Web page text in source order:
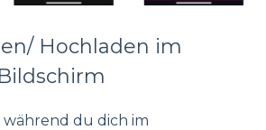
Hochladen im
du dich im